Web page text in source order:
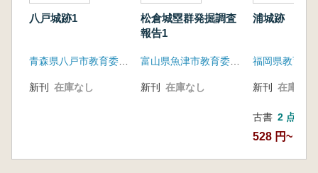
八戸城跡1
新刊 在庫なし
松倉城塁群発掘調査
報告1
新刊 在庫なし
浦城跡
福岡県教育委
新刊 在庫なし
古書 2 点
528 円~